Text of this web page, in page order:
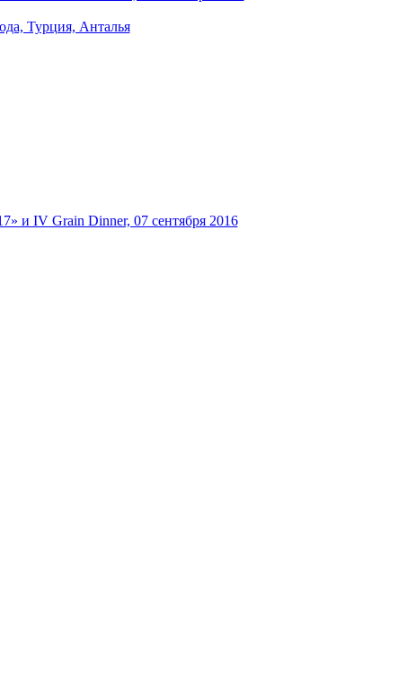
Турция, Анталья
и IV Grain Dinner, 07 сентября 2016